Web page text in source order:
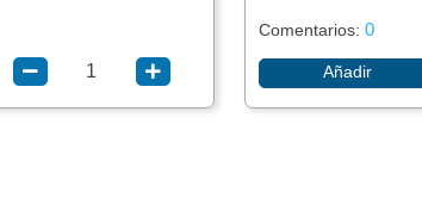
Comentarios: 0
Añadir